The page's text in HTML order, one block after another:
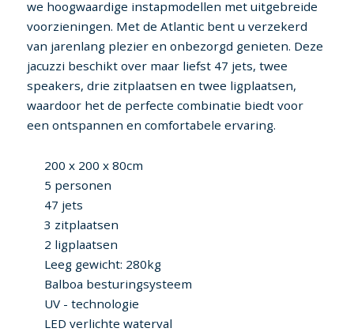
we hoogwaardige instapmodellen met uitgebreide
voorzieningen. Met de Atlantic bent u verzekerd
van jarenlang plezier en onbezorgd genieten. Deze
jacuzzi beschikt over maar liefst 47 jets, twee
speakers, drie zitplaatsen en twee ligplaatsen,
waardoor het de perfecte combinatie biedt voor
een ontspannen en comfortabele ervaring.
200 x 200 x 80cm
5 personen
47 jets
3 zitplaatsen
2 ligplaatsen
Leeg gewicht: 280kg
Balboa besturingsysteem
UV - technologie
LED verlichte waterval